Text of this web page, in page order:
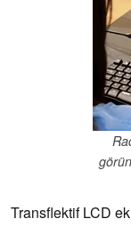
Transflektif LCD